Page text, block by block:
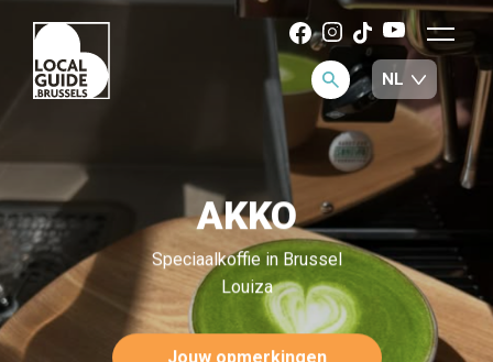
AKKO
Speciaalkoffie in Brussel
Louiza
Jouw opmerkingen